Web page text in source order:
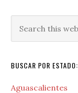
this
BUSCAR POR ESTADO:
Aguascalientes